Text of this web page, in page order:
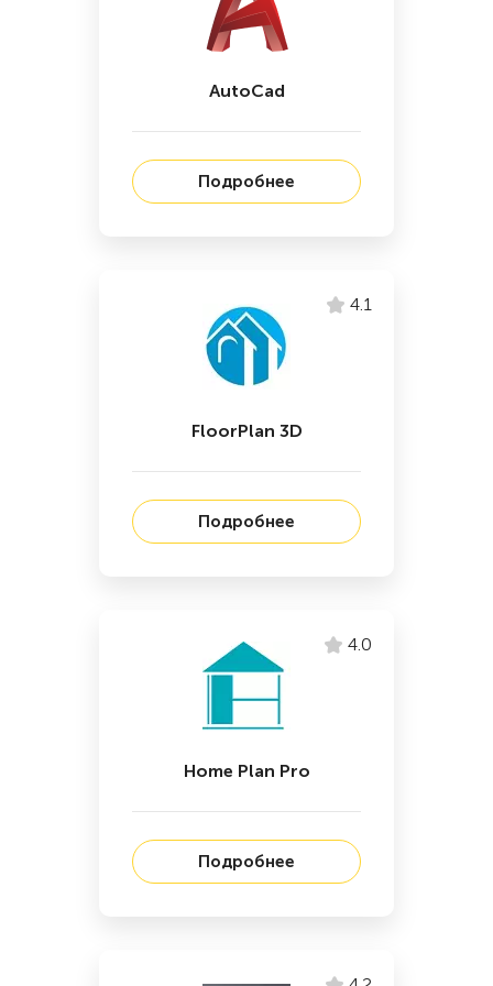
AutoCad
Подробнее
4.1
FloorPlan 3D
Подробнее
4.0
Home Plan Pro
Подробнее